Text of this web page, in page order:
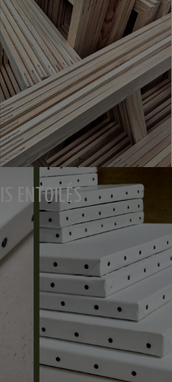
ENTOILÉS